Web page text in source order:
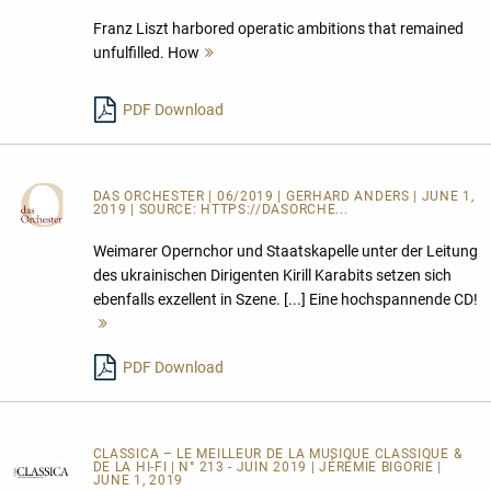
Franz Liszt harbored operatic ambitions that remained
unfulfilled. How
PDF Download
DAS ORCHESTER
| 06/2019 | GERHARD ANDERS | JUNE 1,
2019 | SOURCE: HTTPS://DASORCHE...
Weimarer Opernchor und Staatskapelle unter der Leitung
des ukrainischen Dirigenten Kirill Karabits setzen sich
ebenfalls exzellent in Szene. [...] Eine hochspannende CD!
PDF Download
CLASSICA – LE MEILLEUR DE LA MUSIQUE CLASSIQUE &
DE LA HI-FI | N° 213 - JUIN 2019 | JÉRÉMIE BIGORIE |
JUNE 1, 2019